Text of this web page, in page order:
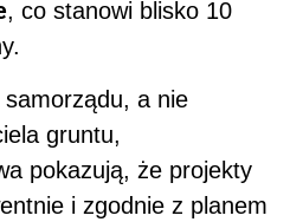
, co stanowi blisko 10
a nie
gruntu,
pokazują, że projekty
i zgodnie z planem